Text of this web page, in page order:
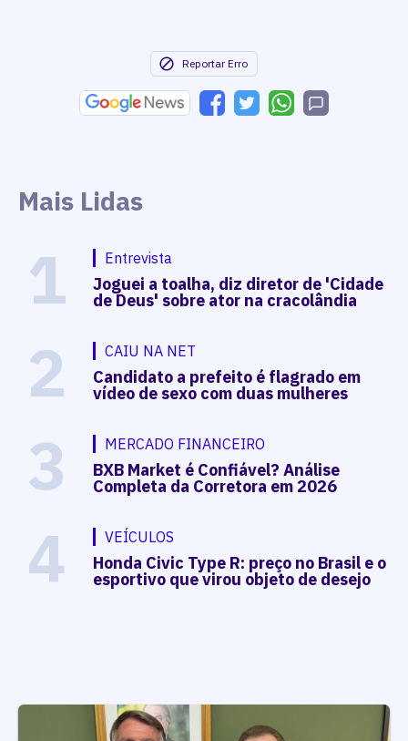
Reportar Erro
Mais Lidas
1 Entrevista
Joguei a toalha, diz diretor de 'Cidade
de Deus' sobre ator na cracolândia
2 CAIU NA NET
Candidato a prefeito é flagrado em
vídeo de sexo com duas mulheres
3 MERCADO FINANCEIRO
BXB Market é Confiável? Análise
Completa da Corretora em 2026
4 VEÍCULOS
Honda Civic Type R: preço no Brasil e o
esportivo que virou objeto de desejo